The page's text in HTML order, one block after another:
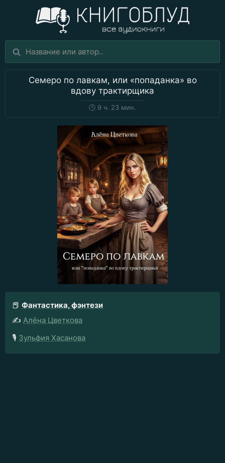
Семеро по лавкам, или «попаданка» во
вдову трактирщика
🕒 9 ч. 23 мин.
📕 Фантастика, фэнтези
✍️ Алёна Цветкова
🎙️ Зульфия Хасанова